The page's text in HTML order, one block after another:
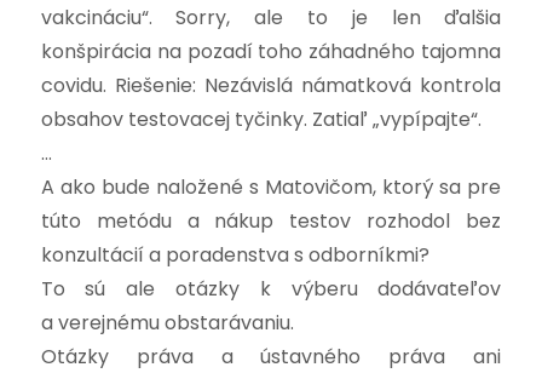
vakcináciu“. Sorry, ale to je len ďalšia
konšpirácia na pozadí toho záhadného tajomna
covidu. Riešenie: Nezávislá námatková kontrola
obsahov testovacej tyčinky. Zatiaľ „vypípajte“.
…
A ako bude naložené s Matovičom, ktorý sa pre
túto metódu a nákup testov rozhodol bez
konzultácií a poradenstva s odborníkmi?
To sú ale otázky k výberu dodávateľov
a verejnému obstarávaniu.
Otázky práva a ústavného práva ani